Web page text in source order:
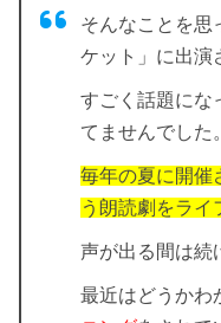
そんなことを思
ケット」に出演
すごく話題にな
てませんでした。
毎年の夏に開催
う朗読劇をライ
声が出る間は続
最近はどうかわ